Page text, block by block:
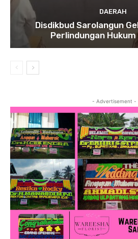
DAERAH
Disdikbud Sarolangun
Perlindungan
- Advertisement -